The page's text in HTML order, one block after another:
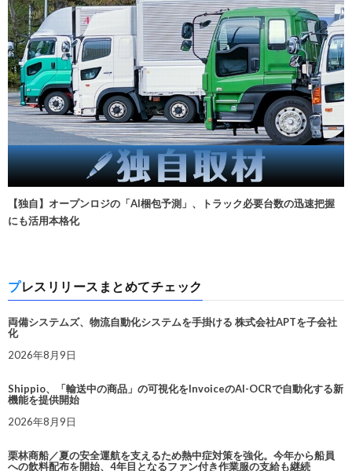
【独自】オープンロジの「AI梱包予測」、トラック必要台数の迅速把握
にも活用本格化
プレスリリースまとめてチェック
両備システムズ、物流自動化システムを手掛ける 株式会社APTを子会社
化
2026年8月9日
Shippio、「輸送中の商品」の可視化をInvoiceのAI-OCRで自動化する新
機能を提供開始
2026年8月9日
栗林商船／夏の安全運航を支えるため熱中症対策を強化。今年から船員
への飲料配布を開始、4年目となるファン付き作業服の支給も継続